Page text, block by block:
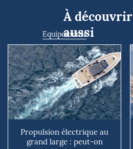
À découvrir
aussi
Equipements
Propulsion électrique au
grand large : peut-on